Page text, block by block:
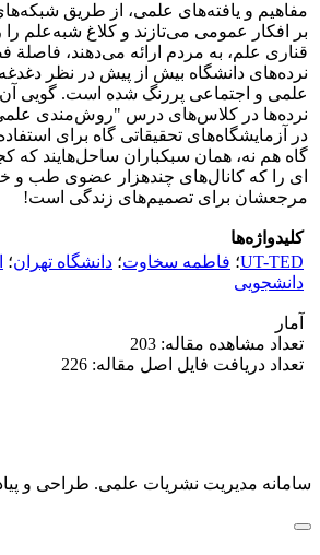
مفاهیم و یافته‌های علمی، از طریق
بر افکار عمومی می‌تازند و کلاغ شبه‌علم
قناری علم، به مردم ارائه می‌دهند،
نرده‌های دانشگاه بیش از پیش در نظر
علمی و اجتماعی پررنگ شده است. گویی
نرده‌ها در کلاس‌های درس "روش‌مندی
در آزمایشگاه‌های تحقیقاتی گاه برای
گاه هم نه، همان سبکباران ساحل‌هایند که
ای را که کانال‌های چندهزار عضوی طب و
مرجعشان برای تصمیم‌های زندگی است!
کلیدواژه‌ها
UT-TED؛ فاطمه سخاوت؛ دانشگاه تهران؛
دانشجویی
آمار
تعداد مشاهده مقاله: 203
تعداد دریافت فایل اصل مقاله: 226
سامانه مدیریت نشریات علمی. طراحی و